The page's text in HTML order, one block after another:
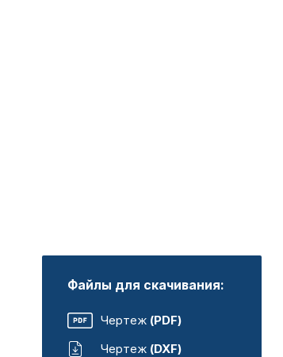
Файлы для скачивания:
Чертеж (PDF)
Чертеж (DXF)